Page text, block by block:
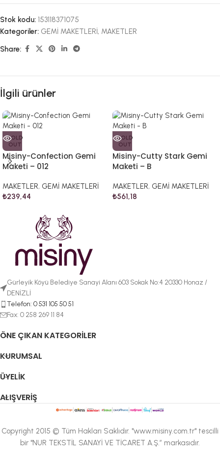
Stok kodu: 153118371075
Kategoriler: GEMİ MAKETLERİ, MAKETLER
Share:
İlgili ürünler
SOLD
OUT
Misiny-Confection Gemi
Maketi – 012
MAKETLER, GEMİ MAKETLERİ
₺239,44
SOLD
OUT
Misiny-Cutty Stark Gemi
Maketi – B
MAKETLER, GEMİ MAKETLERİ
₺561,18
Gürleyik Köyü Belediye Sanayi Alanı 603 Sokak No:4 20330 Honaz /
DENİZLİ
Telefon: 0 531 105 50 51
Fax: 0 258 269 11 84
ÖNE ÇIKAN KATEGORILER
KURUMSAL
ÜYELIK
ALIŞVERIŞ
Copyright 2015 © Tüm Hakları Saklıdır. "www.misiny.com.tr" tescilli
bir "NUR TEKSTİL SANAYİ VE TİCARET A.Ş.” markasıdır.